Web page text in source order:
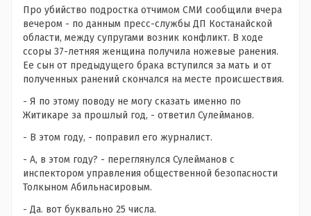
Про убийство подростка отчимом СМИ сообщили вчера
вечером - по данным пресс-службы ДП Костанайской
области, между супругами возник конфликт. В ходе
ссоры 37-летняя женщина получила ножевые ранения.
Ее сын от предыдущего брака вступился за мать и от
полученных ранений скончался на месте происшествия.
- Я по этому поводу не могу сказать именно по
Житикаре за прошлый год, - ответил Сулейманов.
- В этом году, - поправил его журналист.
- А, в этом году? - переглянулся Сулейманов с
инспектором управления общественной безопасности
Толкыном Абильнасировым.
- Да. вот буквально 25 числа.